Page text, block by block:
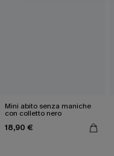
Mini abito senza maniche
con colletto nero
18,90 €